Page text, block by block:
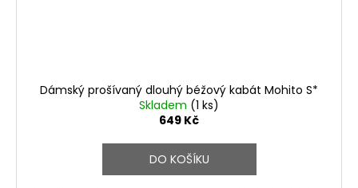
Dámský prošívaný dlouhý béžový kabát Mohito S*
Skladem (1 ks)
649 Kč
DO KOŠÍKU